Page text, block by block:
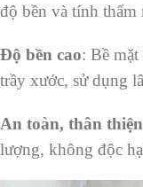
độ bền và tính thẩm
Độ bền cao: Bề
trầy xước, sử dụng
An toàn, thân
lượng, không độc